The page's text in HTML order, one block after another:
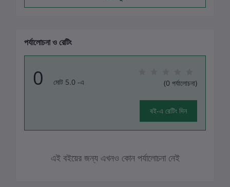
পর্যালোচনা ও রেটিং
0 মোট 5.0 -এ (0 পর্যালোচনা)
বই-এ রেটিং দিন
এই বইয়ের জন্য এখনও কোন পর্যালোচনা নেই